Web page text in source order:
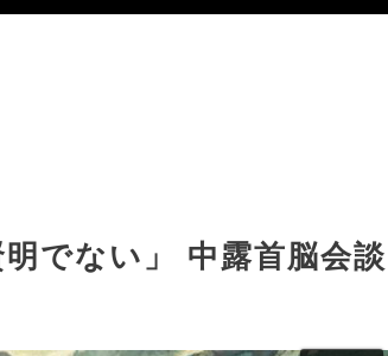
でない」 中露首脳会談